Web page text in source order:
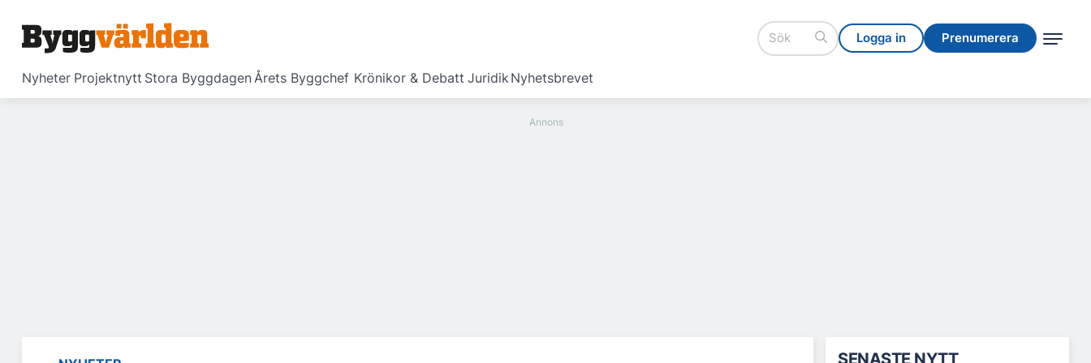
Logga in Prenumerera
Nyheter Projektnytt Stora ByggdagenÅrets Byggchef Krönikor & Debatt JuridikNyhetsbrevet
Logga in Prenumerera
SENASTE NYTT